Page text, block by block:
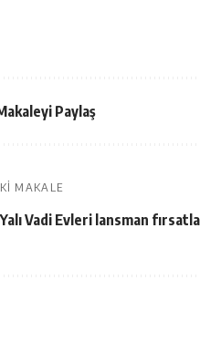
Paylaş
MAKALE
Yalı Vadi Evleri lansman